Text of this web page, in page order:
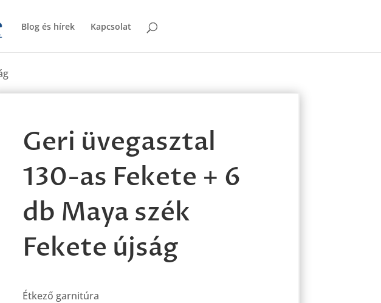
Blog és hírek Kapcsolat
Geri üvegasztal
130-as Fekete + 6
db Maya szék
Fekete újság
Étkező garnitúra